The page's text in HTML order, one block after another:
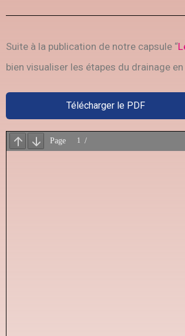
Suite à la publication de notre capsule “
bien visualiser les étapes du drainage en
Télécharger le PDF